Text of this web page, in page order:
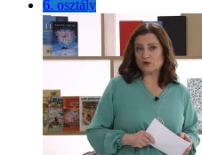
6. osztály